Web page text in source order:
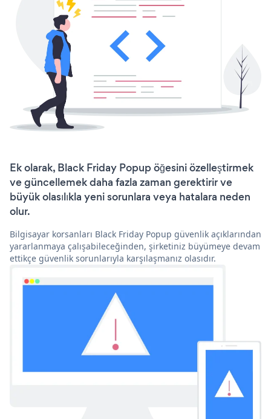
Ek olarak, Black Friday Popup öğesini özelleştirmek
ve güncellemek daha fazla zaman gerektirir ve
büyük olasılıkla yeni sorunlara veya hatalara neden
olur.
Bilgisayar korsanları Black Friday Popup güvenlik açıklarından
yararlanmaya çalışabileceğinden, şirketiniz büyümeye devam
ettikçe güvenlik sorunlarıyla karşılaşmanız olasıdır.